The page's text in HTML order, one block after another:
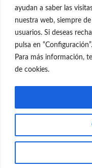
ayudan a saber las
nuestra web, siempre
usuarios. Si deseas
pulsa en “Configuración”.
Para más información,
de cookies.
Información
Política de Privacidad
Política de Cookies
© el Radar del